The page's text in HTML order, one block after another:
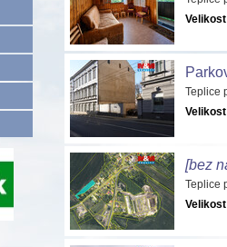
Teplice
[bez
Teplice